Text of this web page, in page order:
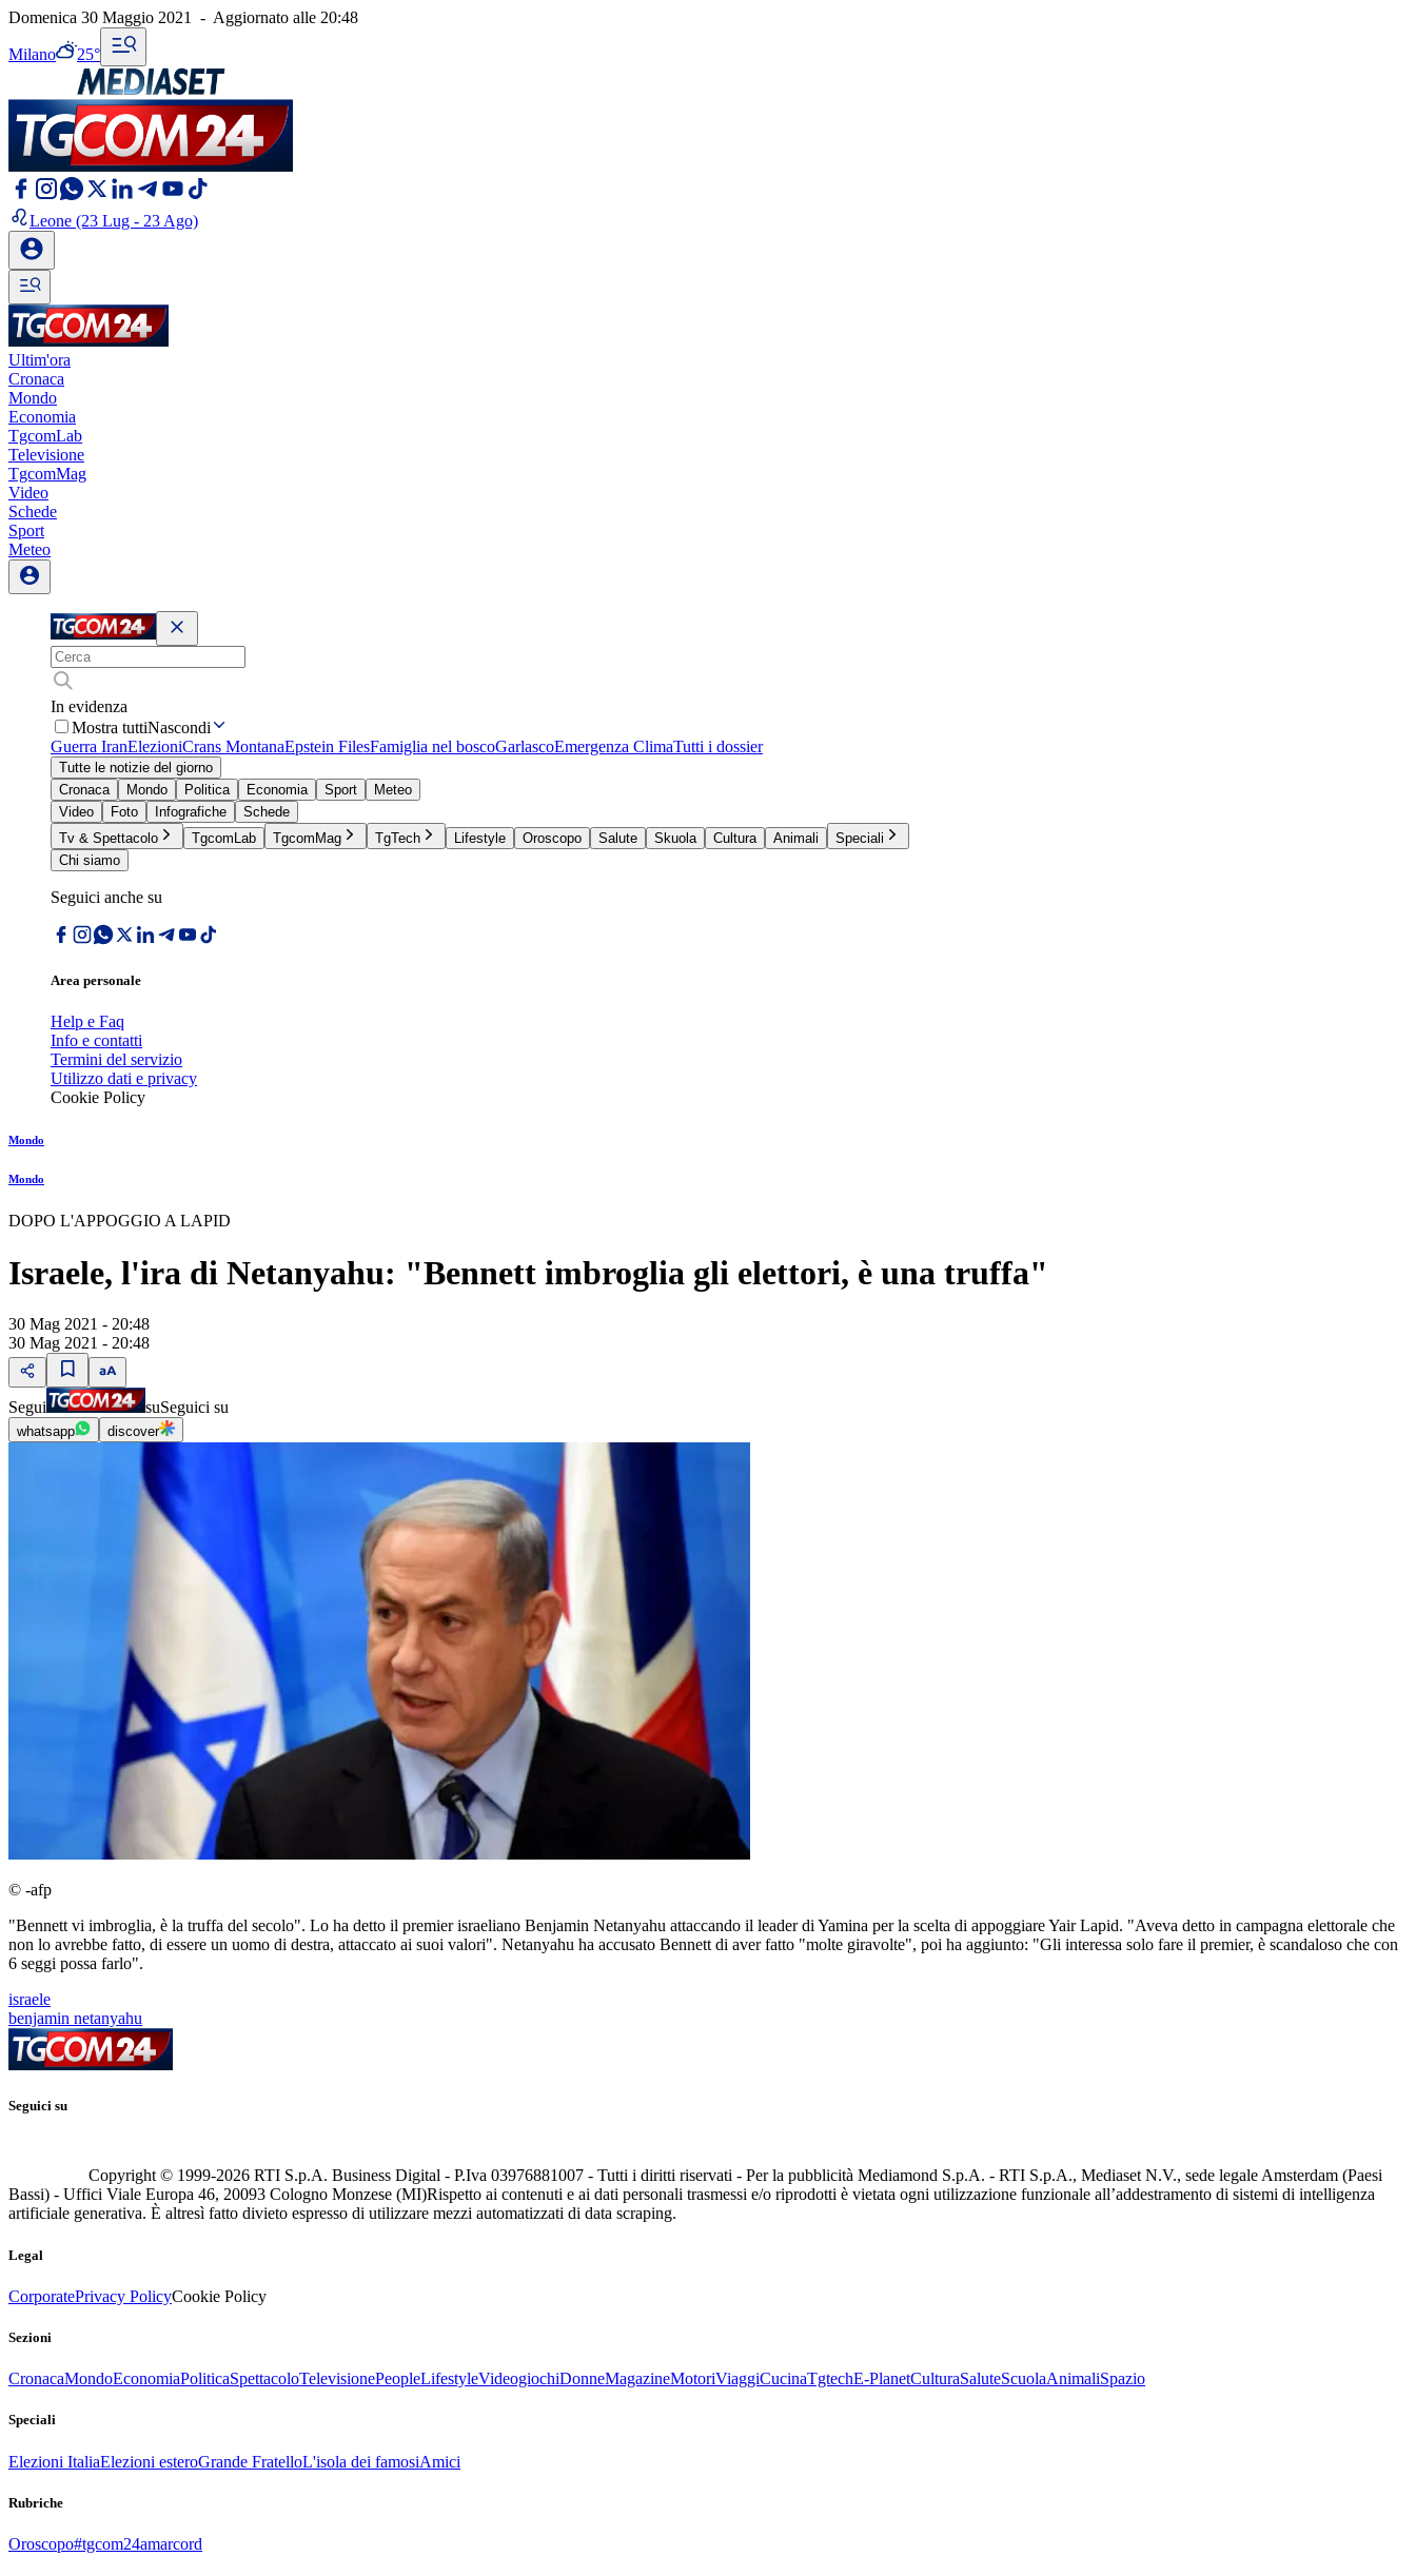
Domenica 30 Maggio 2021 - Aggiornato alle 20:48
Milano 25°
Leone (23 Lug - 23 Ago)
Ultim'ora
Cronaca
Mondo
Economia
TgcomLab
Televisione
TgcomMag
Video
Schede
Sport
Meteo
In evidenza
Mostra tuttiNascondi
Guerra IranElezioniCrans MontanaEpstein FilesFamiglia nel boscoGarlascoEmergenza ClimaTutti i dossier
Tutte le notizie del giorno
Cronaca
Mondo Politica Economia Sport
Meteo
Video
Foto Infografiche
Schede
Tv & Spettacolo
TgcomLab TgcomMag TgTech Lifestyle Oroscopo Salute Skuola Cultura Animali
Speciali
Chi siamo
Seguici anche su
Area personale
Help e Faq
Info e contatti
Termini del servizio
Utilizzo dati e privacy
Cookie Policy
Mondo
Mondo
DOPO L'APPOGGIO A LAPID
Israele, l'ira di Netanyahu: "Bennett imbroglia gli elettori, è una truffa"
30 Mag 2021 - 20:48
30 Mag 2021 - 20:48
Segui suSeguici su
whatsapp discover
© -afp
"Bennett vi imbroglia, è la truffa del secolo". Lo ha detto il premier israeliano Benjamin Netanyahu attaccando il leader di Yamina per la scelta di appoggiare Yair Lapid. "Aveva detto in campagna elettorale che
non lo avrebbe fatto, di essere un uomo di destra, attaccato ai suoi valori". Netanyahu ha accusato Bennett di aver fatto "molte giravolte", poi ha aggiunto: "Gli interessa solo fare il premier, è scandaloso che con
6 seggi possa farlo".
israele
benjamin netanyahu
Seguici su
Copyright © 1999-2026 RTI S.p.A. Business Digital - P.Iva 03976881007 - Tutti i diritti riservati - Per la pubblicità Mediamond S.p.A. - RTI S.p.A., Mediaset N.V., sede legale Amsterdam (Paesi
Bassi) - Uffici Viale Europa 46, 20093 Cologno Monzese (MI)Rispetto ai contenuti e ai dati personali trasmessi e/o riprodotti è vietata ogni utilizzazione funzionale all’addestramento di sistemi di intelligenza
artificiale generativa. È altresì fatto divieto espresso di utilizzare mezzi automatizzati di data scraping.
Legal
CorporatePrivacy PolicyCookie Policy
Sezioni
CronacaMondoEconomiaPoliticaSpettacoloTelevisionePeopleLifestyleVideogiochiDonneMagazineMotoriViaggiCucinaTgtechE-PlanetCulturaSaluteScuolaAnimaliSpazio
Speciali
Elezioni ItaliaElezioni esteroGrande FratelloL'isola dei famosiAmici
Rubriche
Oroscopo#tgcom24amarcord